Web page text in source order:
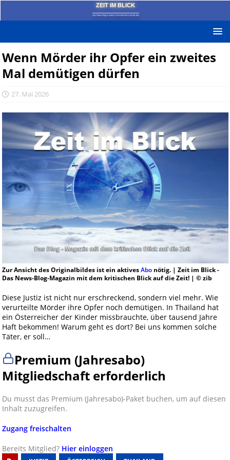
ZEIT IM BLICK
Das News-Blog mit dem kritischen Blick auf die Zeit!
Wenn Mörder ihr Opfer ein zweites
Mal demütigen dürfen
27. Mai 2026
Zur Ansicht des Originalbildes ist ein aktivesAbonötig. | Zeit im Blick -
Das News-Blog-Magazin mit dem kritischen Blick auf die Zeit! | © zib
Diese Justiz ist nicht nur erschreckend, sondern viel mehr. Wie
verurteilte Mörder ihre Opfer noch demütigen. In Thailand hat
ein Österreicher der Kinder missbrauchte, über tausend Jahre
Haft bekommen! Warum geht es dort? Bei uns kommen solche
Täter, er soll…
Premium (Jahresabo)
Mitgliedschaft erforderlich
Du musst das Premium (Jahresabo)-Paket buchen, um auf diesen
Inhalt zuzugreifen.
Zugang freischalten
Bereits Mitglied? Hier einloggen